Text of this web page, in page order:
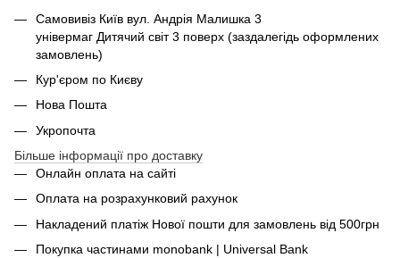
Самовивіз Київ вул. Андрія Малишка 3
універмаг Дитячий світ 3 поверх (заздалегідь оформлених
замовлень)
Кур'єром по Києву
Нова Пошта
Укропочта
Більше інформації про доставку
Онлайн оплата на сайті
Оплата на розрахунковий рахунок
Накладений платіж Нової пошти для замовлень від 500грн
Покупка частинами monobank | Universal Bank